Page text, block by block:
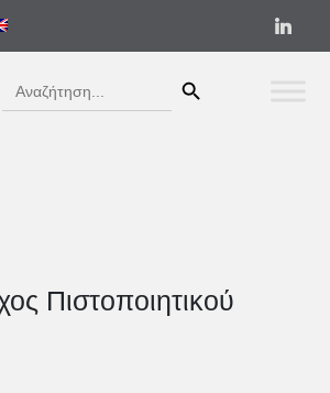
Search
for:
Πιστοποιητικού